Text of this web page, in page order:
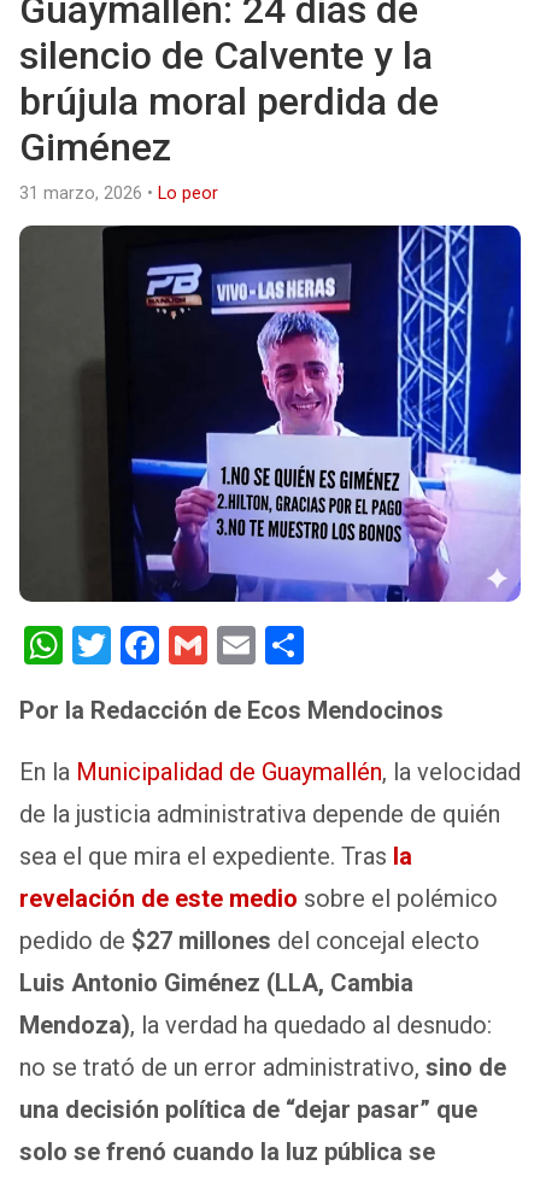
Guaymallén: 24 días de
silencio de Calvente y la
brújula moral perdida de
Giménez
31 marzo, 2026 • Lo peor
W
at
s
A
p
p
T
tt
er
F
ce
b
o
o
k
G
ail
E
ail ar
e
Por la Redacción de Ecos Mendocinos
En la Municipalidad de Guaymallén, la velocidad
de la justicia administrativa depende de quién
sea el que mira el expediente. Tras la
revelación de este medio sobre el polémico
pedido de $27 millones del concejal electo
Luis Antonio Giménez (LLA, Cambia
Mendoza), la verdad ha quedado al desnudo:
no se trató de un error administrativo, sino de
una decisión política de “dejar pasar” que
solo se frenó cuando la luz pública se